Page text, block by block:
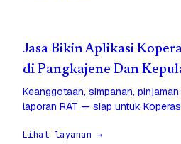
Jasa Bikin Aplikasi
di Pangkajene Dan
Keanggotaan, simpanan,
laporan RAT — siap untuk
Lihat layanan →